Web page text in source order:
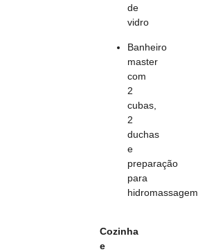
de
vidro
Banheiro
master
com
2
cubas,
2
duchas
e
preparação
para
hidromassagem
Cozinha
e